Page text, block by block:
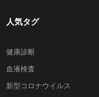
人気タグ
健康診断
血液検査
新型コロナウイルス